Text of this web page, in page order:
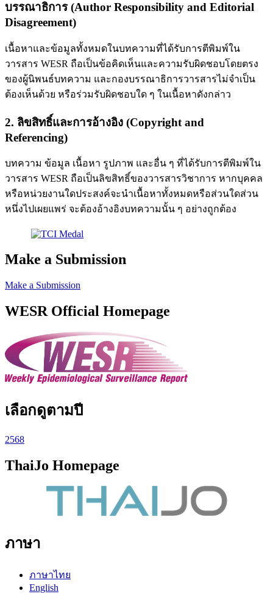
บรรณาธิการ (Author Responsibility and Editorial
Disagreement)
เนื้อหาและข้อมูลทั้งหมดในบทความที่ได้รับการตีพิมพ์ใน
วารสาร WESR ถือเป็นข้อคิดเห็นและความรับผิดชอบโดยตรง
ของผู้นิพนธ์บทความ และกองบรรณาธิการวารสารไม่จำเป็น
ต้องเห็นด้วย หรือร่วมรับผิดชอบใด ๆ ในเนื้อหาดังกล่าว
2. ลิขสิทธิ์และการอ้างอิง (Copyright and
Referencing)
บทความ ข้อมูล เนื้อหา รูปภาพ และอื่น ๆ ที่ได้รับการตีพิมพ์ใน
วารสาร WESR ถือเป็นลิขสิทธิ์ของวารสารวิชาการ หากบุคคล
หรือหน่วยงานใดประสงค์จะนำเนื้อหาทั้งหมดหรือส่วนใดส่วน
หนึ่งไปเผยแพร่ จะต้องอ้างอิงบทความนั้น ๆ อย่างถูกต้อง
Make a Submission
Make a Submission
WESR Official Homepage
เลือกดูตามปี
2568
ThaiJo Homepage
ภาษา
ภาษาไทย
English